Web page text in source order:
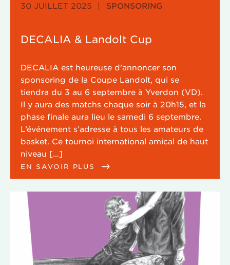
30 JUILLET 2025 | SPONSORING
DECALIA & Landolt Cup
DECALIA est heureuse d’annoncer son
sponsoring de la Coupe Landolt, qui se
tiendra du 3 au 6 septembre à Yverdon (VD).
Il y aura des matchs chaque soir à 20h15, et la
phase finale aura lieu le samedi 6 septembre.
L’événement s’adresse à tous les amateurs de
basket. Ce tournoi international amical de haut
niveau […]
EN SAVOIR PLUS